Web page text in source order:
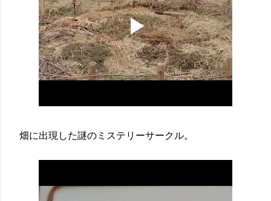
畑に出現した謎のミステリーサークル。